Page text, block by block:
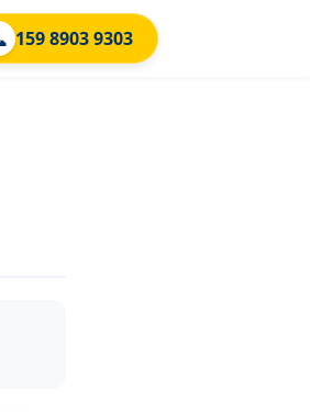
159 8903 9303